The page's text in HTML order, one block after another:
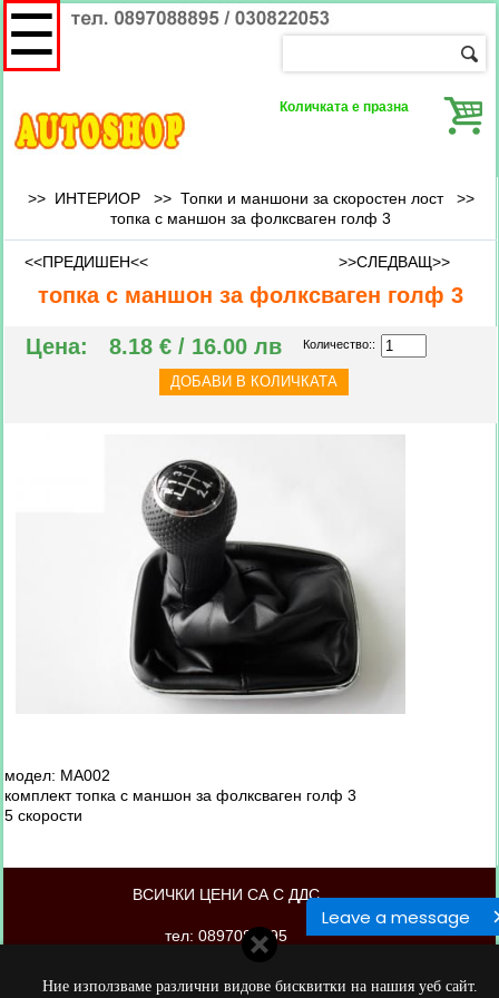
Leave a message
Ние използваме различни видове бисквитки на нашия уеб сайт.
Количката е празна
☰
>> ИНТЕРИОР >> Топки и маншони за скоростен лост>>
топка с маншон за фолксваген голф 3
<<ПРЕДИШЕН<< >>СЛЕДВАЩ>>
топка с маншон за фолксваген голф 3
Цена: 8.18 € / 16.00 лв Количество::
модел: МА002
комплект топка с маншон за фолксваген голф 3
5 скорости
ВСИЧКИ ЦЕНИ СА С ДДС
тел: 0897088895
магазинът е изработен от PORTOKAL.biz